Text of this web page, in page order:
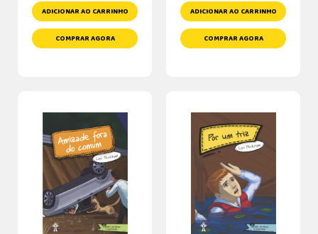
ADICIONAR AO CARRINHO
COMPRAR AGORA
ADICIONAR AO CARRINHO
COMPRAR AGORA